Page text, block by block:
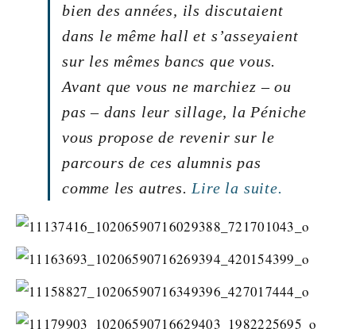
bien des années, ils discutaient
dans le même hall et s’asseyaient
sur les mêmes bancs que vous.
Avant que vous ne marchiez – ou
pas – dans leur sillage, la Péniche
vous propose de revenir sur le
parcours de ces alumnis pas
comme les autres. Lire la suite.